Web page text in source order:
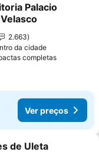
aos favoritos
Palacio
2.663
da cidade
completas
Ver preços
aos favoritos
de Uleta